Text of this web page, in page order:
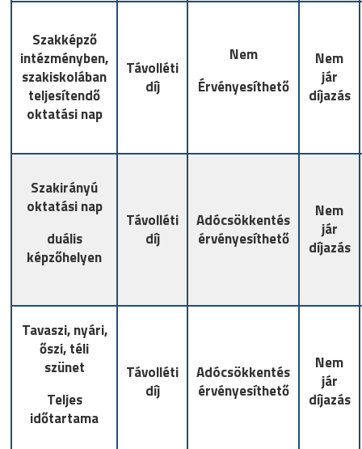
Szakképző
intézményben,
szakiskolában
teljesítendő
oktatási nap
Távolléti
díj
Nem
Érvényesíthető
Nem
jár
díjazás
Szakirányú
oktatási nap
duális
képzőhelyen
Távolléti
díj
Adócsökkentés
érvényesíthető
Nem
jár
díjazás
Tavaszi, nyári,
őszi, téli
szünet
Teljes
időtartama
Távolléti
díj
Adócsökkentés
érvényesíthető
Nem
jár
díjazás